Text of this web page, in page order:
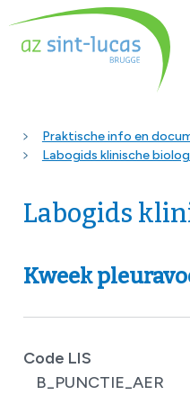
Praktische info en
Labogids klinische
Labogids
Kweek
Code LIS
B_PUNCTIE_AER